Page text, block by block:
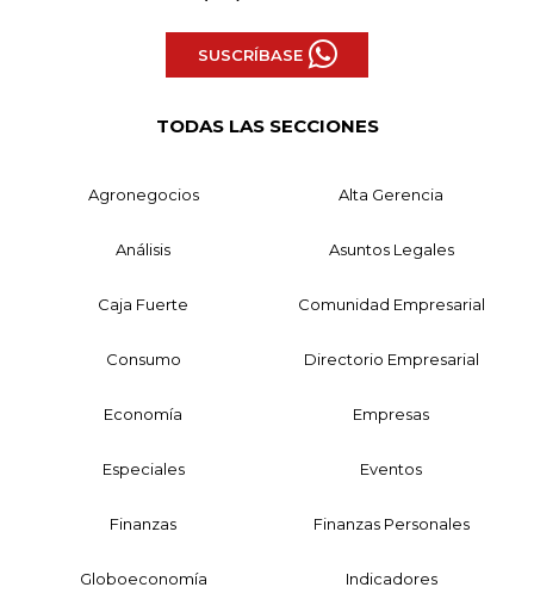
SUSCRÍBASE
TODAS LAS SECCIONES
Agronegocios Alta Gerencia
Análisis Asuntos Legales
Caja Fuerte Comunidad Empresarial
Consumo Directorio Empresarial
Economía Empresas
Especiales Eventos
Finanzas Finanzas Personales
Globoeconomía Indicadores